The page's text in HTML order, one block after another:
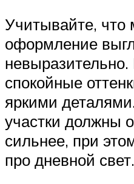
Учитывайте, что
оформление
спокойные
яркими
участки должны
сильнее, при
про дневной свет.